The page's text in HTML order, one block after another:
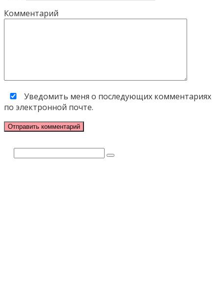
Комментарий
Уведомить меня о последующих комментариях
по электронной почте.
Поиск: